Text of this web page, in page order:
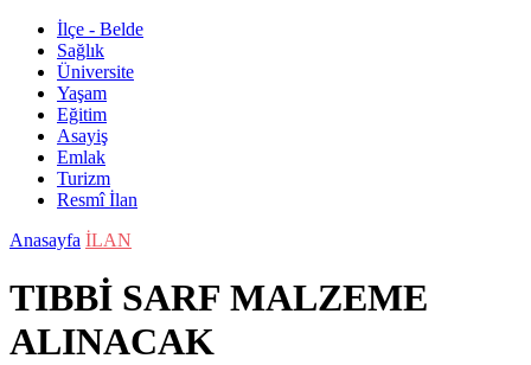
İlçe - Belde
Sağlık
Üniversite
Yaşam
Eğitim
Asayiş
Emlak
Turizm
Resmî İlan
Anasayfa İLAN
TIBBİ SARF MALZEME
ALINACAK